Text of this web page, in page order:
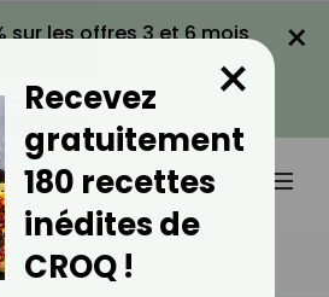
sur les offres 3 et 6 mois
LA PROMO
×
Des Quetsches
Recevez
gratuitement
180 recettes
inédites de
CROQ !
×